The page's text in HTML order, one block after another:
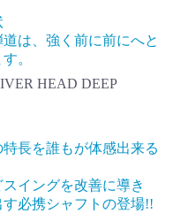
は、強く前に前にへと
。
HEAD DEEP
長を誰もが体感出来る
イングを改善に導き
必携シャフトの登場!!